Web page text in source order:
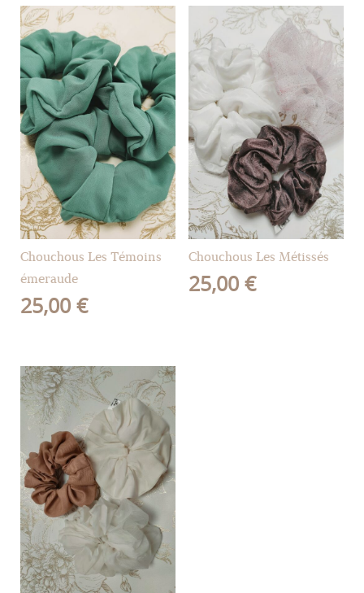
Chouchous Les Témoins
émeraude
25,00 €
Chouchous Les Métissés
25,00 €